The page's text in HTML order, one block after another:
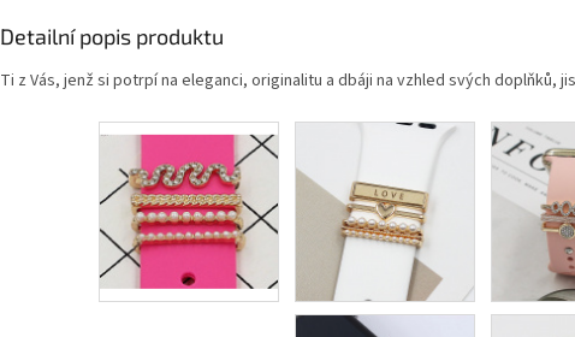
Detailní popis produktu
Ti z Vás, jenž si potrpí na eleganci, originalitu a dbáji na vzhled svých doplňků,